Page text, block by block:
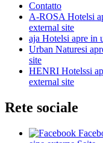
Contatto
A-ROSA Hotelsi
external site
aja Hotelsi apre in
Urban Naturesi
site
HENRI Hotelssi
external site
Rete sociale